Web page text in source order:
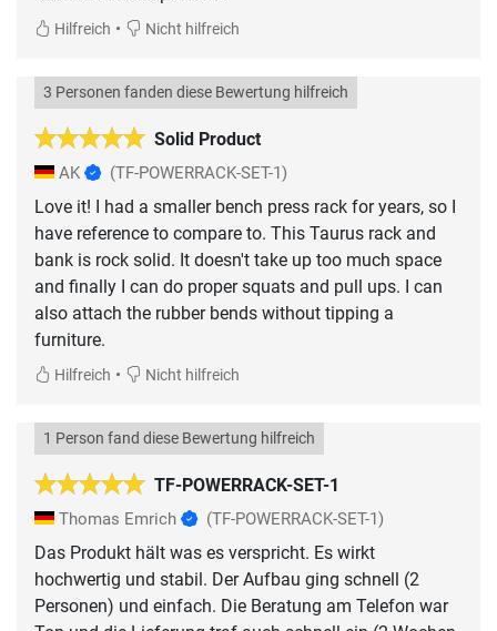
Hilfreich • Nicht hilfreich
Solid Product
3 Personen fanden diese Bewertung hilfreich
AK (TF-POWERRACK-SET-1)
Love it! I had a smaller bench press rack for years, so I
have reference to compare to. This Taurus rack and
bank is rock solid. It doesn't take up too much space
and finally I can do proper squats and pull ups. I can
also attach the rubber bends without tipping a
furniture.
Hilfreich • Nicht hilfreich
TF-POWERRACK-SET-1
1 Person fand diese Bewertung hilfreich
Thomas Emrich (TF-POWERRACK-SET-1)
Das Produkt hält was es verspricht. Es wirkt
hochwertig und stabil. Der Aufbau ging schnell (2
Personen) und einfach. Die Beratung am Telefon war